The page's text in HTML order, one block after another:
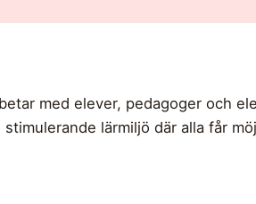
med elever, pedagoger och
lärmiljö där alla får